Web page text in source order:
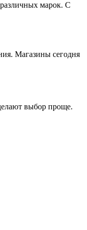
марок. С
Магазины сегодня
выбор проще.